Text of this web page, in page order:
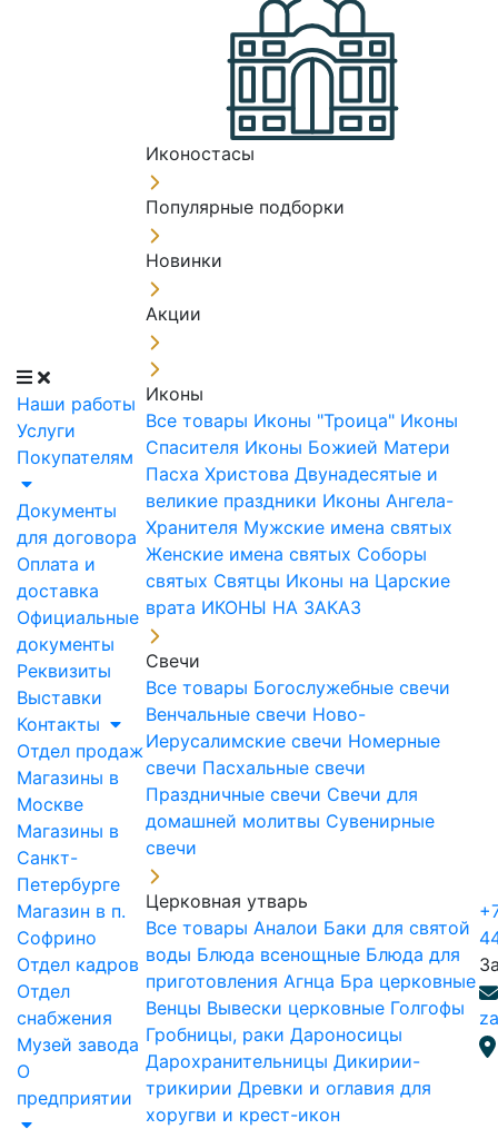
Наши работы
Услуги
Покупателям
Документы
для договора
Оплата и
доставка
Официальные
документы
Реквизиты
Выставки
Контакты
Отдел продаж
Магазины в
Москве
Магазины в
Санкт-
Петербурге
Магазин в п.
Софрино
Отдел кадров
Отдел
снабжения
Музей завода
О
предприятии
Иконостасы
Популярные подборки
Новинки
Акции
Иконы
Все товары Иконы "Троица" Иконы
Спасителя Иконы Божией Матери
Пасха Христова Двунадесятые и
великие праздники Иконы Ангела-
Хранителя Мужские имена святых
Женские имена святых Соборы
святых Святцы Иконы на Царские
врата ИКОНЫ НА ЗАКАЗ
Свечи
Все товары Богослужебные свечи
Венчальные свечи Ново-
Иерусалимские свечи Номерные
свечи Пасхальные свечи
Праздничные свечи Свечи для
домашней молитвы Сувенирные
свечи
Церковная утварь
Все товары Аналои Баки для святой
воды Блюда всенощные Блюда для
приготовления Агнца Бра церковные
Венцы Вывески церковные Голгофы
Гробницы, раки Дароносицы
Дарохранительницы Дикирии-
трикирии Древки и оглавия для
хоругви и крест-икон